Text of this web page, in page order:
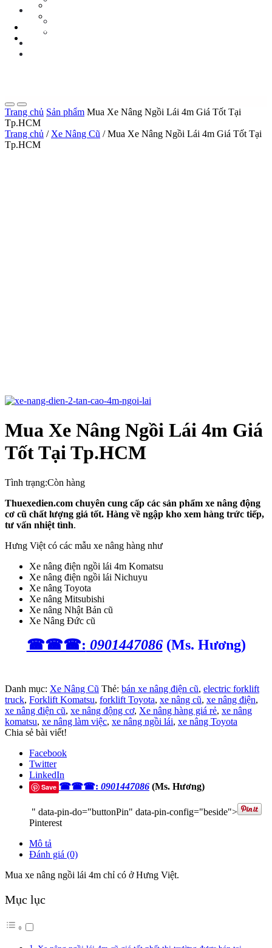
TIN TỨC
LIÊN HỆ
Trang chủ Sản phẩm Mua Xe Nâng Ngồi Lái 4m Giá Tốt Tại
Tp.HCM
Trang chủ / Xe Nâng Cũ / Mua Xe Nâng Ngồi Lái 4m Giá Tốt Tại
Tp.HCM
Mua Xe Nâng Ngồi Lái 4m Giá
Tốt Tại Tp.HCM
Tình trạng:Còn hàng
Thuexedien.com chuyên cung cấp các sản phẩm xe nâng động
cơ cũ chất lượng giá tốt. Hàng về ngập kho xem hàng trức tiếp,
tư vấn nhiệt tình.
Hưng Việt có các mẫu xe nâng hàng như
Xe nâng điện ngồi lái 4m Komatsu
Xe nâng điện ngồi lái Nichuyu
Xe nâng Toyota
Xe nâng Mitsubishi
Xe nâng Nhật Bản cũ
Xe Nâng Đức cũ
☎☎☎: 0901447086(Ms. Hương)
Danh mục: Xe Nâng Cũ Thẻ: bán xe nâng điện cũ, electric forklift
truck, Forklift Komatsu, forklift Toyota, xe nâng cũ, xe nâng điện,
xe nâng điện cũ, xe nâng động cơ, Xe nâng hàng giá rẻ, xe nâng
komatsu, xe nâng làm việc, xe nâng ngồi lái, xe nâng Toyota
Chia sẻ bài viết!
Facebook
Twitter
LinkedIn
Save ☎☎☎: 0901447086 (Ms. Hương)
" data-pin-do="buttonPin" data-pin-config="beside">
Pinterest
Mô tả
Đánh giá (0)
Mua xe nâng ngồi lái 4m chỉ có ở Hưng Việt.
Mục lục